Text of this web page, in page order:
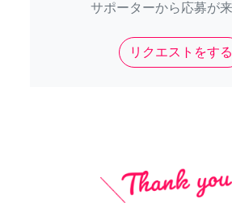
サポーターから応募が来
リクエストをする